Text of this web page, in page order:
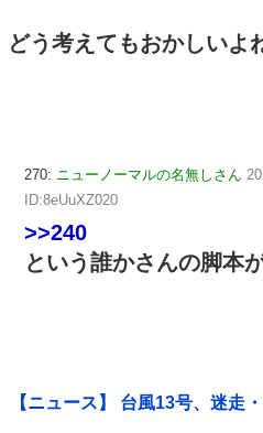
どう考えてもおかしいよ
270: ニューノーマルの名無しさん
ID:8eUuXZ020
>>240
という誰かさんの脚本
【ニュース】 台風13号、迷走・